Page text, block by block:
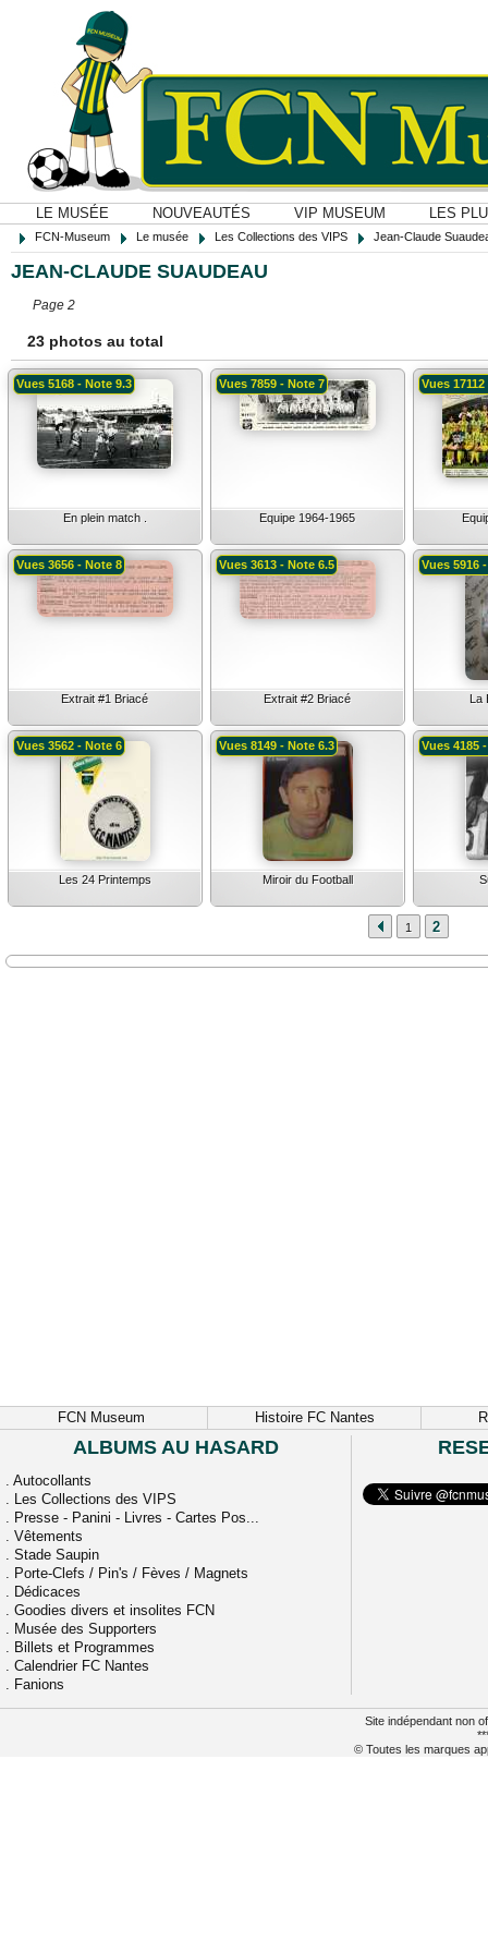
LE MUSÉE NOUVEAUTÉS VIP MUSEUM LES
FCN-Museum Le musée Les Collections des VIPS Jean-Claude
JEAN-CLAUDE SUAUDEAU
Page 2
23 photos au total
En plein match .
Vues 5168 - Note 9.3
Equipe 1964-1965
Vues 7859 - Note 7 Vues
Extrait #1 Briacé
Vues 3656 - Note 8
Extrait #2 Briacé
Vues 3613 - Note 6.5
La
Vues 5916
Les 24 Printemps
Vues 3562 - Note 6
Miroir du Football
Vues 8149 - Note 6.3 Vues 4185
1 2
FCN Museum Histoire FC Nantes
ALBUMS AU HASARD
. Autocollants
. Les Collections des VIPS
. Presse - Panini - Livres - Cartes Pos...
. Vêtements
. Stade Saupin
. Porte-Clefs / Pin's / Fèves / Magnets
. Dédicaces
. Goodies divers et insolites FCN
. Musée des Supporters
. Billets et Programmes
. Calendrier FC Nantes
. Fanions
Site indépendant non
© Toutes les marques